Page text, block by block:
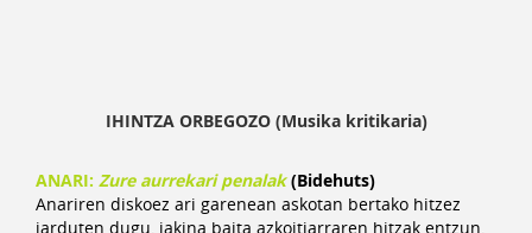
IHINTZA ORBEGOZO (Musika kritikaria)
ANARI: Zure aurrekari penalak(Bidehuts)
Anariren diskoez ari garenean askotan bertako hitzez
jarduten dugu, jakina baita azkoitiarraren hitzak entzun,